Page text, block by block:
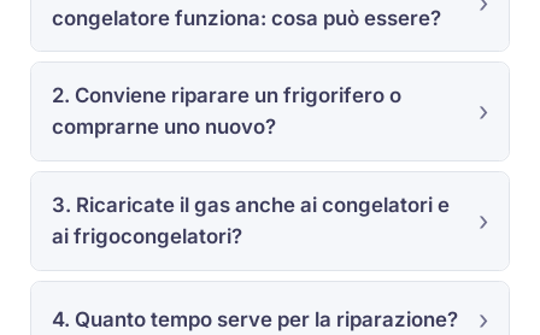
congelatore funziona: cosa può essere?
2. Conviene riparare un frigorifero o
comprarne uno nuovo?
3. Ricaricate il gas anche ai congelatori e
ai frigocongelatori?
4. Quanto tempo serve per la riparazione?